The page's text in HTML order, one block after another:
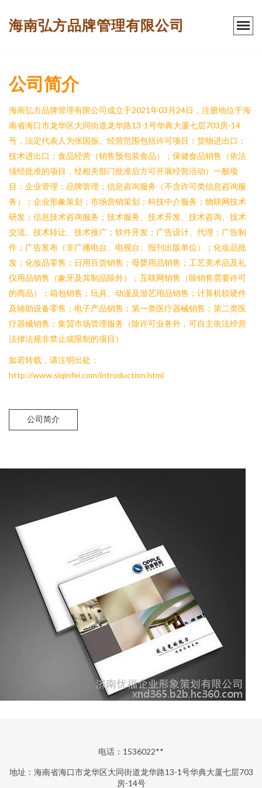
海南弘方品牌管理有限公司
公司简介
海南弘方品牌管理有限公司成立于2021年03月24日，注册地位于海
南省海口市龙华区大同街道龙华路13-1号华典大厦七层703房-14
号，法定代表人为张国振。经营范围包括许可项目：货物进出口；
技术进出口；食品经营（销售预包装食品）；保健食品销售（依法
须经批准的项目，经相关部门批准后方可开展经营活动）一般项
目：企业管理；品牌管理；信息咨询服务（不含许可类信息咨询服
务）；企业形象策划；市场营销策划；科技中介服务；物联网技术
研发；信息技术咨询服务；技术服务、技术开发、技术咨询、技术
交流、技术转让、技术推广；软件开发；广告设计、代理；广告制
作；广告发布（非广播电台、电视台、报刊出版单位）；化妆品批
发；化妆品零售；日用百货销售；母婴用品销售；工艺美术品及礼
仪用品销售（象牙及其制品除外）；互联网销售（除销售需要许可
的商品）；箱包销售；玩具、动漫及游艺用品销售；计算机软硬件
及辅助设备零售；电子产品销售；第一类医疗器械销售；第二类医
疗器械销售；集贸市场管理服务（除许可业务外，可自主依法经营
法律法规非禁止或限制的项目）
如若转载，请注明出处：
http://www.siqinfei.com/introduction.html
公司简介
电话：1536022**
地址：海南省海口市龙华区大同街道龙华路13-1号华典大厦七层703
房-14号